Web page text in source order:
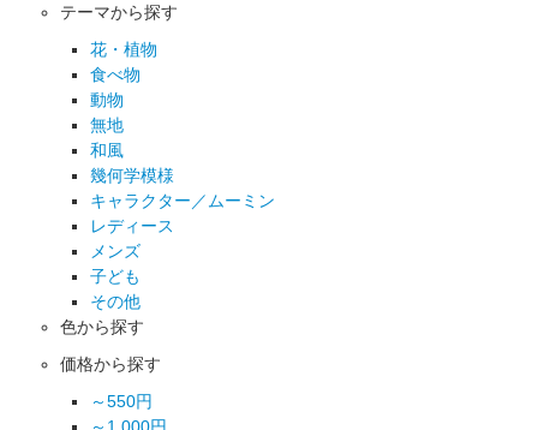
テーマから探す
花・植物
食べ物
動物
無地
和風
幾何学模様
キャラクター／ムーミン
レディース
メンズ
子ども
その他
色から探す
価格から探す
～550円
～1,000円